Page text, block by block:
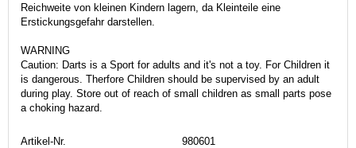
Reichweite von kleinen Kindern lagern, da Kleinteile eine
Erstickungsgefahr darstellen.
WARNING
Caution: Darts is a Sport for adults and it's not a toy. For Children it
is dangerous. Therfore Children should be supervised by an adult
during play. Store out of reach of small children as small parts pose
a choking hazard.
Artikel-Nr.
980601